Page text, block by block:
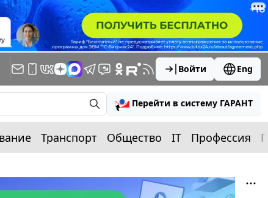
Войти Eng
Перейти в систему ГАРАНТ
Транспорт Общество IT Профессия